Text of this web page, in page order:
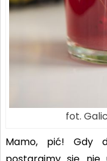
fot.
Mamo, pić! Gdy